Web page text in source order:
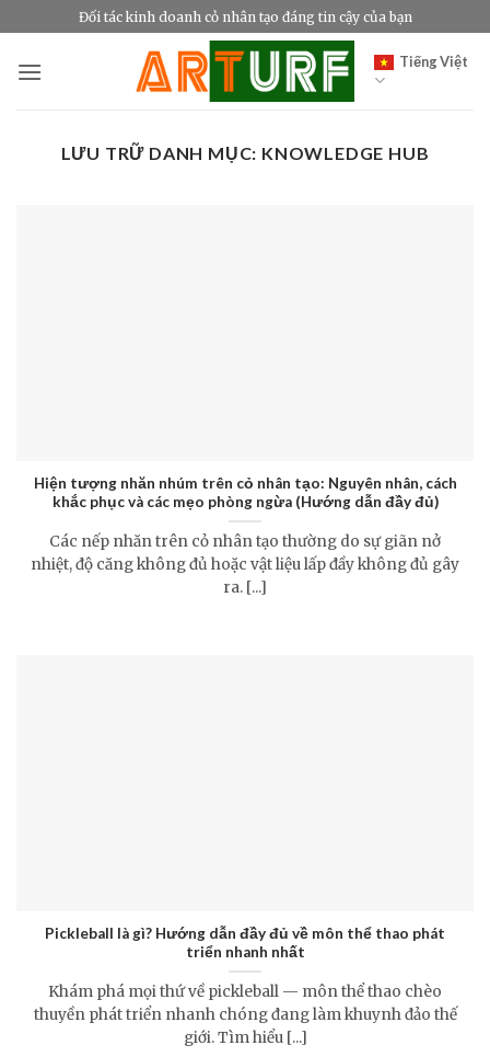
qua
nội
Đối tác kinh doanh cỏ nhân tạo đáng tin cậy của bạn
Tiếng Việt
LƯU TRỮ DANH MỤC: KNOWLEDGE HUB
Hiện tượng nhăn nhúm trên cỏ nhân tạo: Nguyên nhân, cách
khắc phục và các mẹo phòng ngừa (Hướng dẫn đầy đủ)
Các nếp nhăn trên cỏ nhân tạo thường do sự giãn nở
nhiệt, độ căng không đủ hoặc vật liệu lấp đầy không đủ gây
ra. [...]
Pickleball là gì? Hướng dẫn đầy đủ về môn thể thao phát
triển nhanh nhất
Khám phá mọi thứ về pickleball — môn thể thao chèo
thuyền phát triển nhanh chóng đang làm khuynh đảo thế
giới. Tìm hiểu [...]